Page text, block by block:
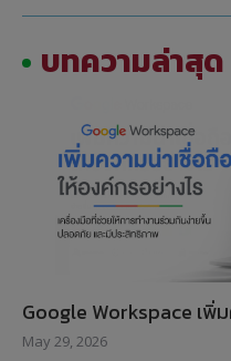
บทความล่าสุด
Google Workspace เพิ่
May 29, 2026